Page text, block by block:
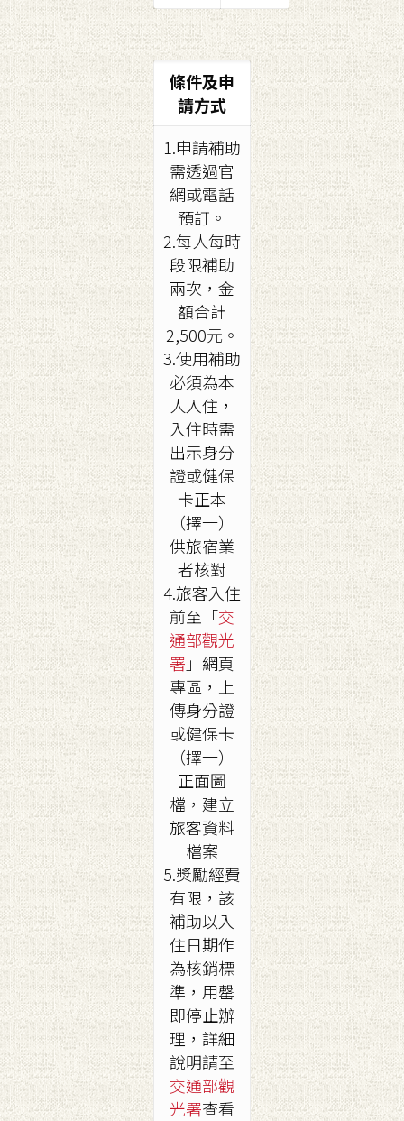
條件及申
請方式
1.申請補助
需透過官
網或電話
預訂。
2.每人每時
段限補助
兩次，金
額合計
2,500元。
3.使用補助
必須為本
人入住，
入住時需
出示身分
證或健保
卡正本
（擇一）
供旅宿業
者核對
4.旅客入住
前至「交
通部觀光
署 」網頁
專區，上
傳身分證
或健保卡
（擇一）
正面圖
檔，建立
旅客資料
檔案
5.獎勵經費
有限，該
補助以入
住日期作
為核銷標
準，用罄
即停止辦
理，詳細
說明請至
交通部觀
光署查看